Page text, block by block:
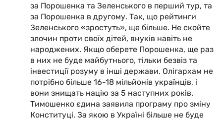
за Порошенка та Зеленського в перший тур, та
за Порошенка в другому. Так, що рейтинги
Зеленського «зростуть», ще більше. Не скойте
злочин проти своїх дітей, внуків навіть не
народжених. Якщо оберете Порошенка, ще раз
в них не буде майбутнього, тільки безвіз та
інвестиції розуму в інші держави. Олігархам не
потрібно більше 16-18 мільйонів українців, і
вони знищать націю за 5 наступних років.
Тимошенко єдина заявила програму про зміну
Конституці. За якою в Україні більше не буде